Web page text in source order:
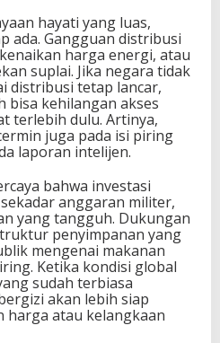
hayati yang luas,
ada. Gangguan distribusi
harga energi, atau
suplai. Jika negara tidak
distribusi tetap lancar,
bisa kehilangan akses
terlebih dulu. Artinya,
juga pada isi piring
laporan intelijen.
bahwa investasi
anggaran militer,
yang tangguh. Dukungan
penyimpanan yang
mengenai makanan
Ketika kondisi global
sudah terbiasa
akan lebih siap
harga atau kelangkaan